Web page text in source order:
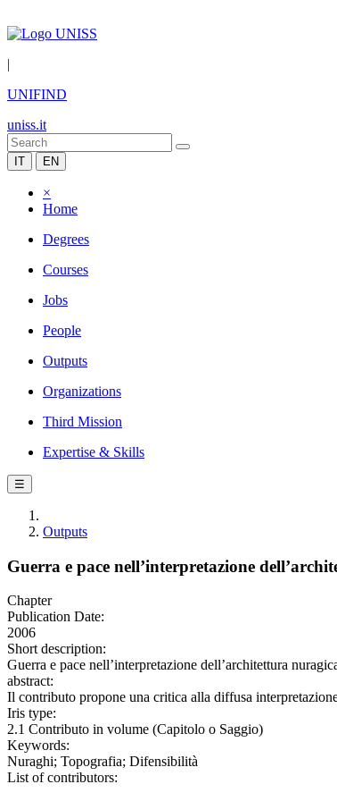
|
UNIFIND
uniss.it
IT EN
×
Home
Degrees
Courses
Jobs
People
Outputs
Organizations
Third Mission
Expertise & Skills
☰
Outputs
Guerra e pace nell’interpretazione
Chapter
Publication Date:
2006
Short description:
Guerra e pace nell’interpretazione dell’architettura
abstract:
Il contributo propone una critica alla diffusa
Iris type:
2.1 Contributo in volume (Capitolo o Saggio)
Keywords:
Nuraghi; Topografia; Difensibilità
List of contributors: